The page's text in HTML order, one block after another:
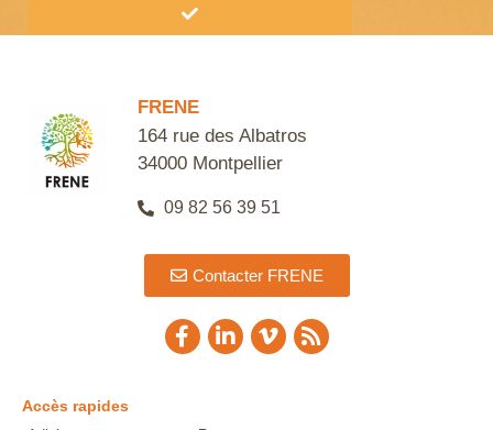
FRENE
164 rue des Albatros
34000 Montpellier
09 82 56 39 51
Contacter FRENE
Accès rapides